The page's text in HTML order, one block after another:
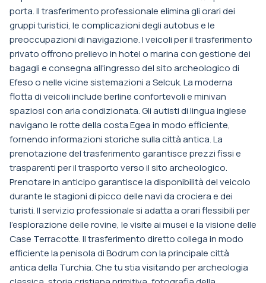
porta. Il trasferimento professionale elimina gli orari dei
gruppi turistici, le complicazioni degli autobus e le
preoccupazioni di navigazione. I veicoli per il trasferimento
privato offrono prelievo in hotel o marina con gestione dei
bagagli e consegna all'ingresso del sito archeologico di
Efeso o nelle vicine sistemazioni a Selcuk. La moderna
flotta di veicoli include berline confortevoli e minivan
spaziosi con aria condizionata. Gli autisti di lingua inglese
navigano le rotte della costa Egea in modo efficiente,
fornendo informazioni storiche sulla città antica. La
prenotazione del trasferimento garantisce prezzi fissi e
trasparenti per il trasporto verso il sito archeologico.
Prenotare in anticipo garantisce la disponibilità del veicolo
durante le stagioni di picco delle navi da crociera e dei
turisti. Il servizio professionale si adatta a orari flessibili per
l'esplorazione delle rovine, le visite ai musei e la visione delle
Case Terracotte. Il trasferimento diretto collega in modo
efficiente la penisola di Bodrum con la principale città
antica della Turchia. Che tu stia visitando per archeologia